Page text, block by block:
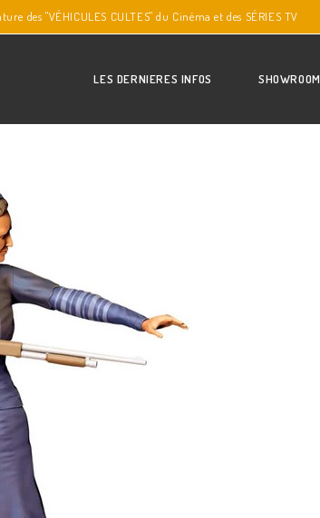
des "VÉHICULES CULTES" du Cinéma et des SÉRIES TV
LES DERNIERES INFOS SHOWROOM